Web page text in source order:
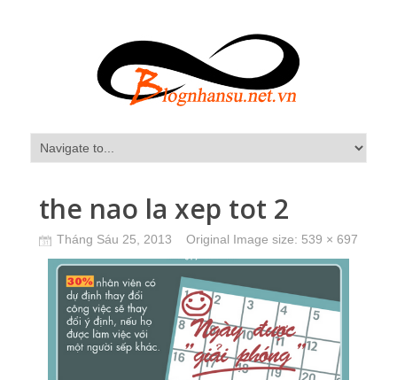
the nao la xep tot 2
Tháng Sáu 25, 2013 Original Image size: 539 × 697